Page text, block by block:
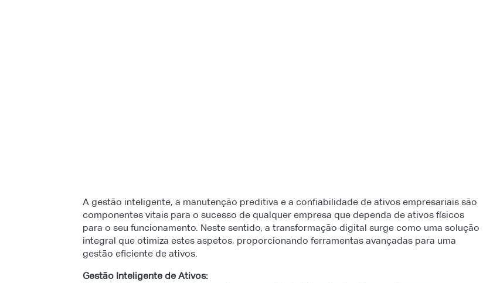
A gestão inteligente, a manutenção preditiva e a confiabilidade de ativos empresariais são
componentes vitais para o sucesso de qualquer empresa que dependa de ativos físicos
para o seu funcionamento. Neste sentido, a transformação digital surge como uma solução
integral que otimiza estes aspetos, proporcionando ferramentas avançadas para uma
gestão eficiente de ativos.
Gestão Inteligente de Ativos: